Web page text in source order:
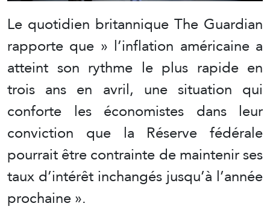
Le quotidien britannique The Guardian
rapporte que » l’inflation américaine a
atteint son rythme le plus rapide en
trois ans en avril, une situation qui
conforte les économistes dans leur
conviction que la Réserve fédérale
pourrait être contrainte de maintenir ses
taux d’intérêt inchangés jusqu’à l’année
prochaine ».